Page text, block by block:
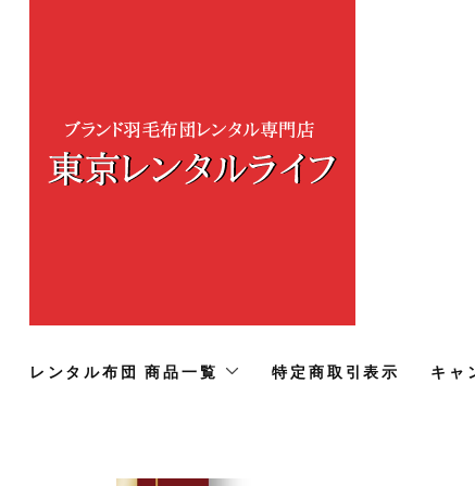
レンタル布団 商品一覧 特定商取引表示 キャ